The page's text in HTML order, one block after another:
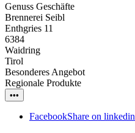
Genuss Geschäfte
Brennerei Seibl
Enthgries 11
6384
Waidring
Tirol
Besonderes Angebot
Regionale Produkte
•••
FacebookShare on linkedin